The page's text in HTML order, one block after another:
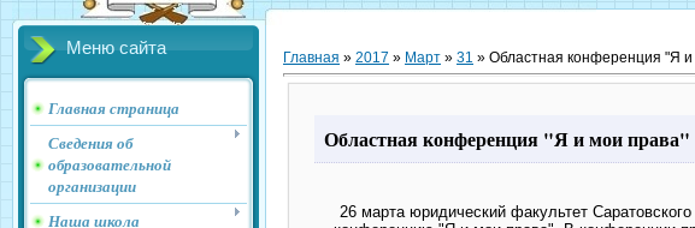
Меню сайта
Главная страница
Сведения об
образовательной
организации
Наша школа
Главная » 2017 » Март » 31 » Областная конференция "Я
Областная конференция "Я и мои права"
26 марта юридический факультет